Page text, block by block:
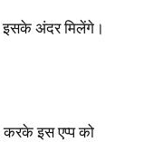
इसके अंदर मिलेंगे।
इस एप्प को